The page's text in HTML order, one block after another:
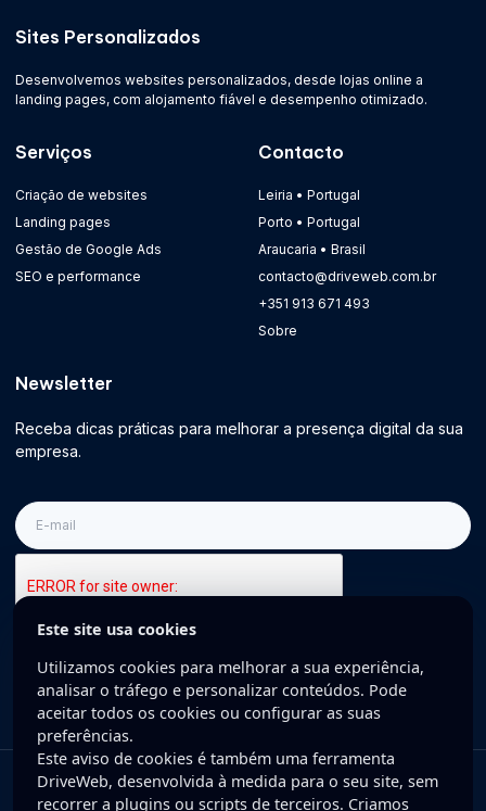
Sites Personalizados
Desenvolvemos websites personalizados, desde lojas online a
landing pages, com alojamento fiável e desempenho otimizado.
Serviços
Criação de websites
Landing pages
Gestão de Google Ads
SEO e performance
Contacto
Leiria • Portugal
Porto • Portugal
Araucaria • Brasil
contacto@driveweb.com.br
+351 913 671 493
Sobre
Newsletter
Receba dicas práticas para melhorar a presença digital da sua
empresa.
E-
mail
Inscreva-se
Copyright © 2025 DriveWeb. Todos os direitos reservados. Desenvolvido
Este site usa cookies
Utilizamos cookies para melhorar a sua experiência,
analisar o tráfego e personalizar conteúdos. Pode
aceitar todos os cookies ou configurar as suas
preferências.
Este aviso de cookies é também uma ferramenta
DriveWeb, desenvolvida à medida para o seu site, sem
recorrer a plugins ou scripts de terceiros. Criamos